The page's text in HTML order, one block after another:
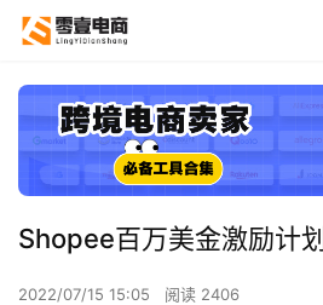
Shopee百万美金激励计
2022/07/15 15:05 阅读 2406